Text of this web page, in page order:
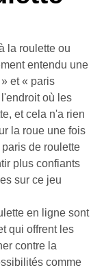
la roulette ou
entendu une
et « paris
où les
et cela n'a rien
la roue une fois
de roulette
plus confiants
sur ce jeu
en ligne sont
qui offrent les
contre la
comme